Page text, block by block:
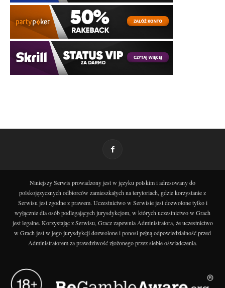
Niniejszy Serwis prowadzony jest w języku polskim i adresowany do
polskojęzycznych odbiorców zamieszkałych na terytoriach, gdzie korzystanie z
Serwisu jest zgodne z prawem. Uczestnictwo w Serwisie jest dozwolone tylko i
wyłącznie dla osób podlegających jurysdykcjom, w których uczestnictwo w Grach
jest legalne. Korzystając z Serwisu, Gracz zapewnia Administratora, że uczestnictwo
w Grach jest w jego jurysdykcji dozwolone i ponosi pełną odpowiedzialność przed
Administratorem za prawdziwość złożonego przez siebie oświadczenia.